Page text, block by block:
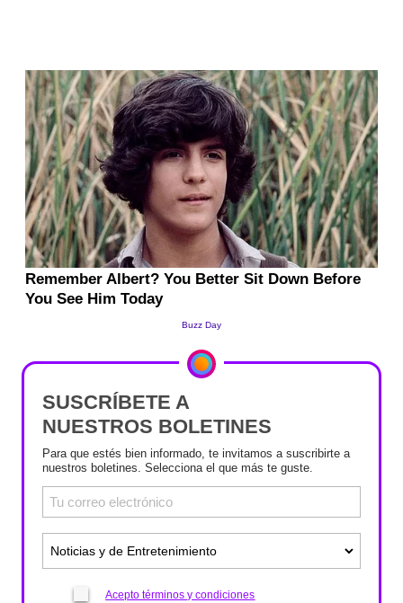
SUSCRÍBETE A
NUESTROS BOLETINES
Para que estés bien informado, te invitamos a suscribirte a
nuestros boletines. Selecciona el que más te guste.
Acepto términos y condiciones